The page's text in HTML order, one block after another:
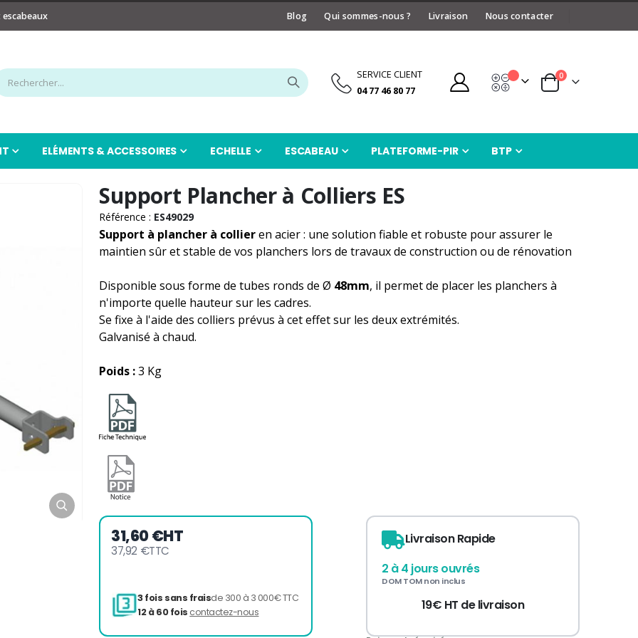
Blog Qui sommes-nous ? Livraison Nous contacter
SERVICE CLIENT
04 77 46 80 77
Panier
0articles
Devis
ELÉMENTS & ACCESSOIRES ECHELLE ESCABEAU PLATEFORME-PIR BTP
Support Plancher à Colliers ES
Référence : ES49029
Support à plancher à collieren acier : une solution fiable et robuste pour assurer le
maintien sûr et stable de vos planchers lors de travaux de construction ou de rénovation
Disponible sous forme de tubes ronds de Ø 48mm, il permet de placer les planchers à
n'importe quelle hauteur sur les cadres.
Se fixe à l'aide des colliers prévus à cet effet sur les deux extrémités.
Galvanisé à chaud.
Poids :3 Kg
31,60 €HT
37,92 €TTC
Livraison Rapide
2 à 4 jours ouvrés
DOM TOM non inclus
19€ HT de livraison